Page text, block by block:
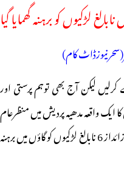
لڑکیوں کو برہنہ گھمایا گیا
لیکن آج بھی توہم پرستی اور
واقعہ مدھیہ پردیش میں منظرعام
پر آیا ہے جہاں داموہ ضلع میں بارش کے لیے زائداز 6 نابالغ لڑکیوں کو گاؤں میں برہنہ